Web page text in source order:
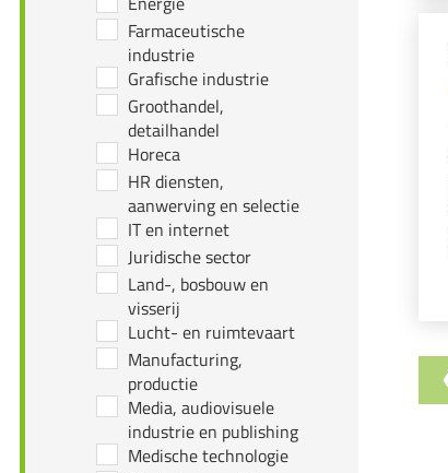
Farmaceutische
industrie
Grafische industrie
Groothandel,
detailhandel
Horeca
HR diensten,
aanwerving en selectie
IT en internet
Juridische sector
Land-, bosbouw en
visserij
Lucht- en ruimtevaart
Manufacturing,
productie
Media, audiovisuele
industrie en publishing
Medische technologie